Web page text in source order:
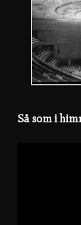
Så som i